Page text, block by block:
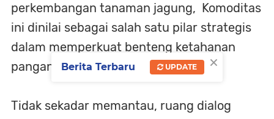
perkembangan tanaman jagung, Komoditas
ini dinilai sebagai salah satu pilar strategis
dalam memperkuat benteng ketahanan
pangan nasional di tingkat daerah.
Tidak sekadar memantau, ruang dialog
×
Berita Terbaru UPDATE